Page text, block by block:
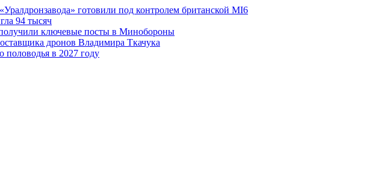
готовили под контролем британской MI6
94 тысяч
ключевые посты в Минобороны
дронов Владимира Ткачука
половодья в 2027 году